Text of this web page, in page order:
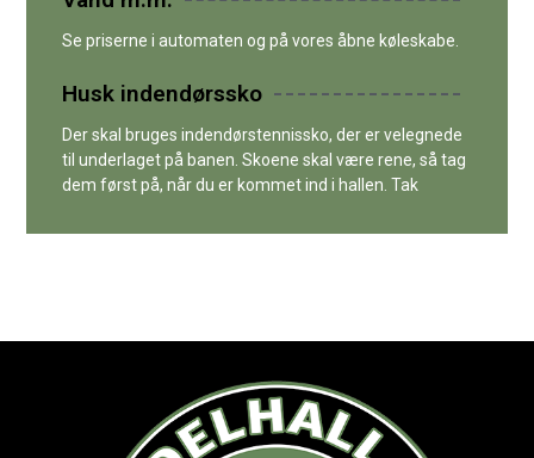
Se priserne i automaten og på vores åbne køleskabe.
Husk indendørssko
Der skal bruges indendørstennissko, der er velegnede
til underlaget på banen. Skoene skal være rene, så tag
dem først på, når du er kommet ind i hallen. Tak